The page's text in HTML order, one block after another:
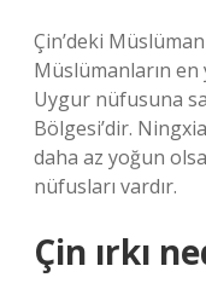
Çin’deki
Müslümanların
Uygur nüfusuna
Bölgesi’dir.
daha az yoğun
nüfusları vardır.
Çin ırkı